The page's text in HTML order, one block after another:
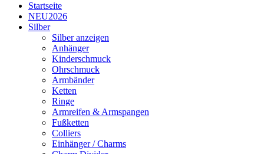
Startseite
NEU2026
Silber
Silber anzeigen
Anhänger
Kinderschmuck
Ohrschmuck
Armbänder
Ketten
Ringe
Armreifen & Armspangen
Fußketten
Colliers
Einhänger / Charms